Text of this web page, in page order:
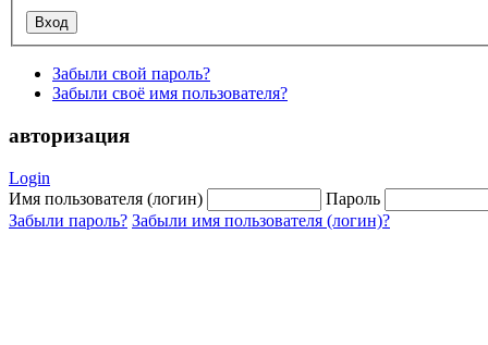
Забыли свой пароль?
Забыли своё имя пользователя?
авторизация
Login
Имя пользователя (логин)
Пароль
Забыли пароль? Забыли имя пользователя (логин)?